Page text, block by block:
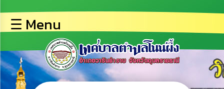
หลัก
ข้อมูล
พื้น
ฐาน
☰ Menu